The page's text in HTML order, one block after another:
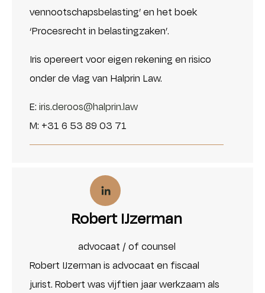
vennootschapsbelasting’ en het boek
‘Procesrecht in belastingzaken’.
Iris opereert voor eigen rekening en risico
onder de vlag van Halprin Law.
E: iris.deroos@halprin.law
M: +31 6 53 89 03 71
Robert IJzerman
advocaat / of counsel
Robert IJzerman is advocaat en fiscaal
jurist. Robert was vijftien jaar werkzaam als